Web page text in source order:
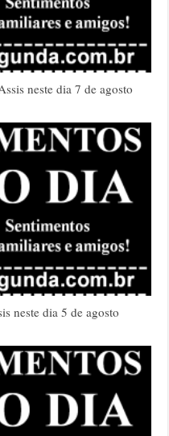
neste dia 7 de agosto
neste dia 5 de agosto